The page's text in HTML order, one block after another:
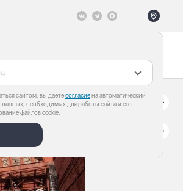
сайтом, вы даётесогласиена автоматический
необходимых для работы сайта и его
файлов cookie.